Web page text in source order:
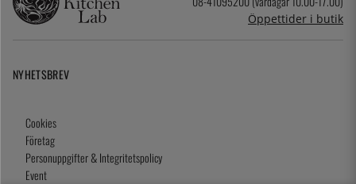
Öppettider i butik
NYHETSBREV
Cookies
Företag
Personuppgifter & Integritetspolicy
Event